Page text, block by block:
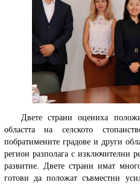
Двете страни оцениха
областта на селското
побратимените градове и други
регион разполага с изключителни
развитие. Двете страни имат
готови да положат съвместни